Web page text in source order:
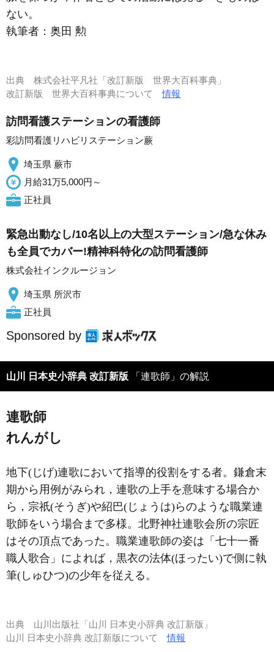
ない。
執筆者： 奥田 勲
出典 株式会社平凡社「改訂新版 世界大百科事典」
改訂新版 世界大百科事典について情報
訪問看護ステーションの看護師
彩訪問看護リハビリステーション蕨
埼玉県 蕨市
月給31万5,000円～
正社員
緊急出動なし/10名以上の大型ステーション/急な休み
も全員でカバー!精神科特化の訪問看護師
株式会社インクルージョン
埼玉県 所沢市
正社員
Sponsored by
山川 日本史小辞典 改訂新版 「連歌師」の解説
連歌師
れんがし
地下(じげ)連歌において指導的役割をする者。鎌倉末
期から用例がみられ，連歌の上手を意味する場合か
ら，宗祇(そうぎ)や紹巴(じょうは)らのような職業連
歌師をいう場合まで多様。北野神社連歌会所の宗匠
はその頂点であった。職業連歌師の姿は「七十一番
職人歌合」によれば，黒衣の法体(ほったい)で側に執
筆(しゅひつ)の少年を従える。
出典 山川出版社「山川 日本史小辞典 改訂新版」
山川 日本史小辞典 改訂新版について情報